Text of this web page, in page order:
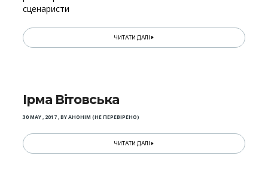
сценаристи
ЧИТАТИ ДАЛІ
Ірма Вітовська
30 MAY , 2017,BYАНОНІМ (НЕ ПЕРЕВІРЕНО)
ЧИТАТИ ДАЛІ